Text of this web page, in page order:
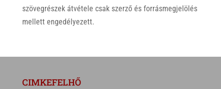
szövegrészek átvétele csak szerző és forrásmegjelölés
mellett engedélyezett.
CIMKEFELHŐ